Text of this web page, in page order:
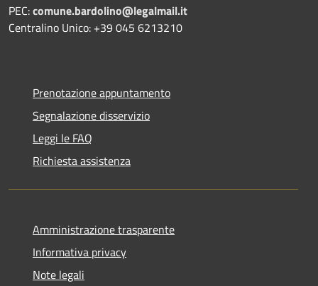
PEC:comune.bardolino@legalmail.it
Centralino Unico: +39 045 6213210
Prenotazione appuntamento
Segnalazione disservizio
Leggi le FAQ
Richiesta assistenza
Amministrazione trasparente
Informativa privacy
Note legali